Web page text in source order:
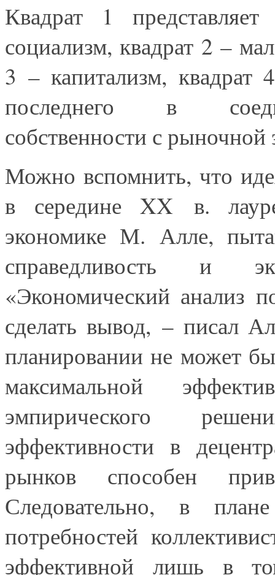
Квадрат 1
социализм, квадрат 2 –
3 – капитализм, квадрат
последнего в
собственности с
Можно вспомнить, что
в середине XX в.
экономике М. Алле,
справедливость и
«Экономический анализ
сделать вывод, – писал
планировании не может
максимальной
эмпирического
эффективности в
рынков способен
Следовательно, в
потребностей
эффективной лишь в